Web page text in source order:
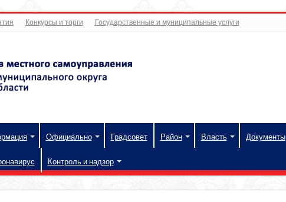
Конкурсы и торги Государственные и муниципальные услуги
Официально Градсовет Район Власть Документы
Контроль и надзор